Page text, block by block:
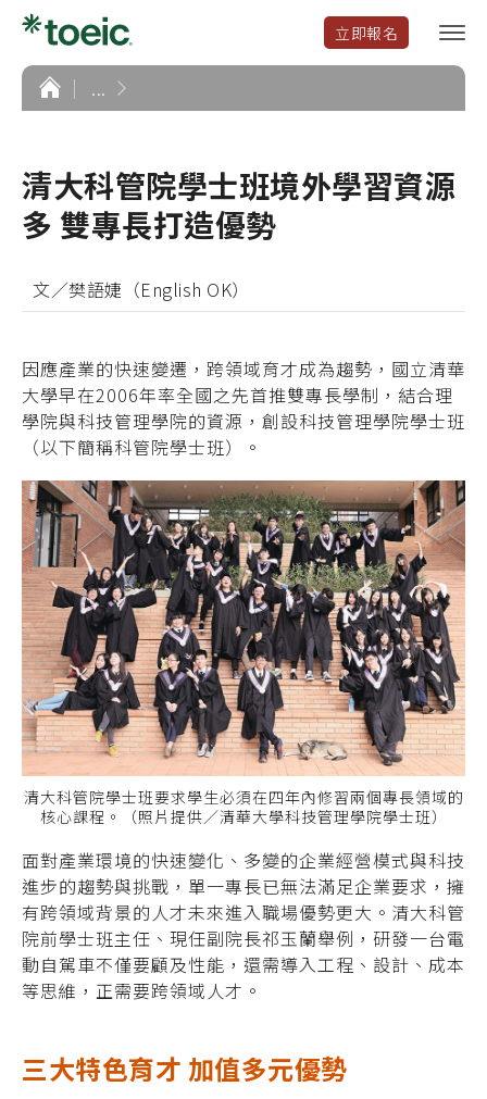
立即報名
選
單
首
頁
...
清大科管院學士班境外學習資源
多 雙專長打造優勢
文／樊語婕（English OK）
因應產業的快速變遷，跨領域育才成為趨勢，國立清華
大學早在2006年率全國之先首推雙專長學制，結合理
學院與科技管理學院的資源，創設科技管理學院學士班
（以下簡稱科管院學士班）。
清大科管院學士班要求學生必須在四年內修習兩個專長領域的
核心課程。（照片提供／清華大學科技管理學院學士班）
面對產業環境的快速變化、多變的企業經營模式與科技
進步的趨勢與挑戰，單一專長已無法滿足企業要求，擁
有跨領域背景的人才未來進入職場優勢更大。清大科管
院前學士班主任、現任副院長祁玉蘭舉例，研發一台電
動自駕車不僅要顧及性能，還需導入工程、設計、成本
等思維，正需要跨領域人才。
三大特色育才 加值多元優勢